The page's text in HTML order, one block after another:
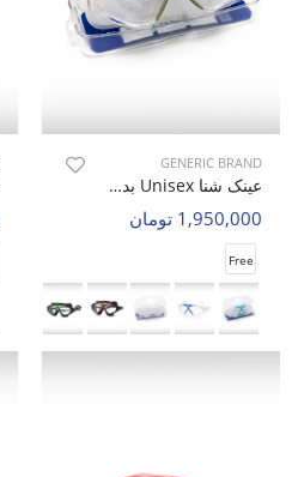
GENERIC BRAND
عینک شنا Unisex بدون برند Aqua Glide U
1,950,000 تومان
Free